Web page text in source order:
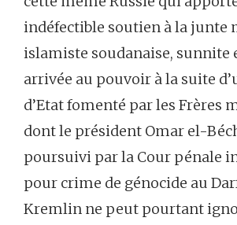
indéfectible soutien à la junte
islamiste soudanaise, sunnite
arrivée au pouvoir à la suite
d’Etat fomenté par les Frères
dont le président Omar el-
poursuivi par la Cour pénale
pour crime de génocide au
Kremlin ne peut pourtant